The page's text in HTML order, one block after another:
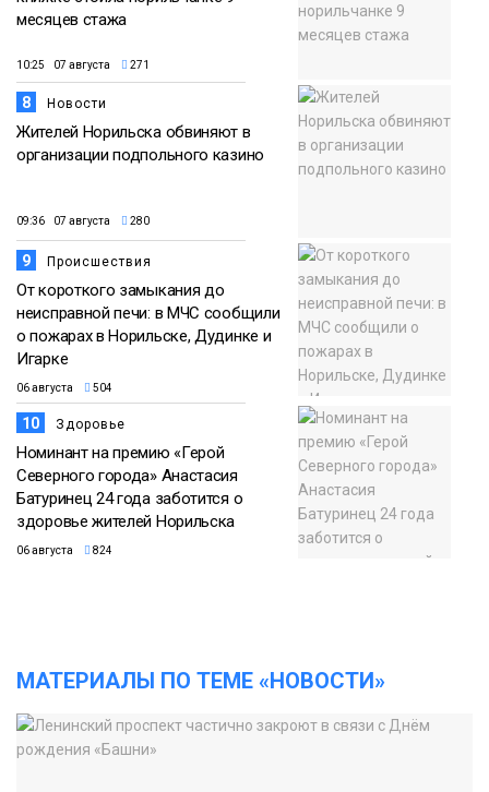
месяцев стажа
10:25 07 августа 271
8 Новости
Жителей Норильска обвиняют в
организации подпольного казино
09:36 07 августа 280
9 Происшествия
От короткого замыкания до
неисправной печи: в МЧС сообщили
о пожарах в Норильске, Дудинке и
Игарке
06 августа 504
10 Здоровье
Номинант на премию «Герой
Северного города» Анастасия
Батуринец 24 года заботится о
здоровье жителей Норильска
06 августа 824
МАТЕРИАЛЫ ПО ТЕМЕ «НОВОСТИ»